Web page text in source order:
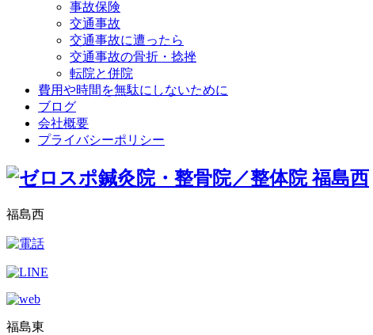
事故保険
交通事故
交通事故に遭ったら
交通事故の骨折・捻挫
転院と併院
費用や時間を無駄にしないために
ブログ
会社概要
プライバシーポリシー
福島西
福島東